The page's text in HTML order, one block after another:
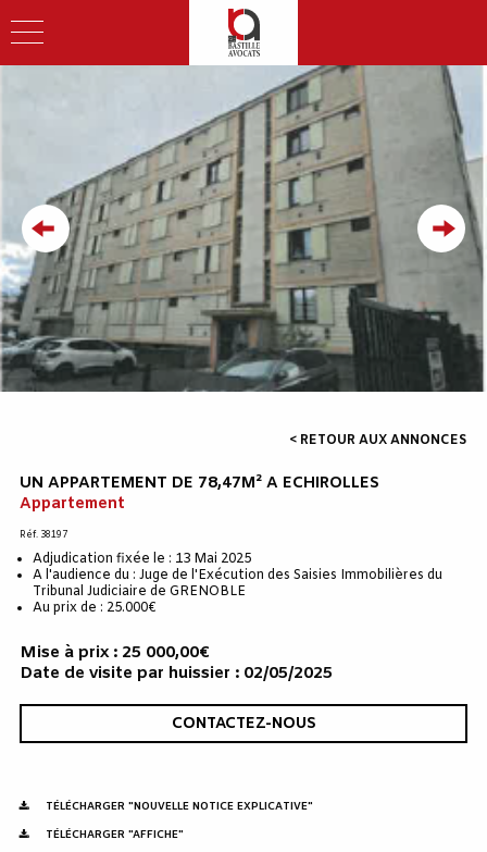
< RETOUR AUX ANNONCES
UN APPARTEMENT DE 78,47M² A ECHIROLLES
Appartement
Réf. 38197
Adjudication fixée le : 13 Mai 2025
A l'audience du : Juge de l'Exécution des Saisies Immobilières du
Tribunal Judiciaire de GRENOBLE
Au prix de : 25.000€
Mise à prix : 25 000,00€
Date de visite par huissier : 02/05/2025
CONTACTEZ-NOUS
TÉLÉCHARGER "NOUVELLE NOTICE EXPLICATIVE"
TÉLÉCHARGER "AFFICHE"